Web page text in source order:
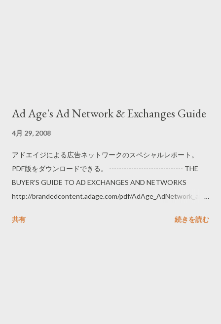
Ad Age's Ad Network & Exchanges Guide
4月 29, 2008
アドエイジによる広告ネットワークのスペシャルレポート。
PDF版をダウンロードできる。 ------------------------------ THE
BUYER'S GUIDE TO AD EXCHANGES AND NETWORKS
http://brandedcontent.adage.com/pdf/AdAge_AdNetwork_and
共有
続きを読む